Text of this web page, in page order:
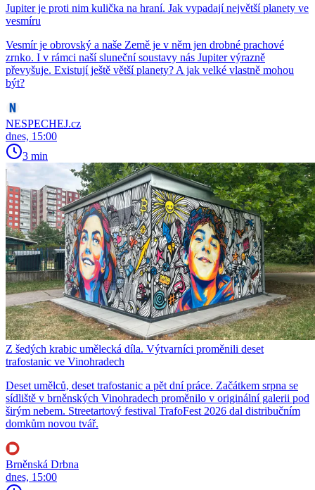
Jupiter je proti nim kulička na hraní. Jak vypadají největší planety ve
vesmíru
Vesmír je obrovský a naše Země je v něm jen drobné prachové
zrnko. I v rámci naší sluneční soustavy nás Jupiter výrazně
převyšuje. Existují ještě větší planety? A jak velké vlastně mohou
být?
NESPECHEJ.cz
dnes, 15:00
3 min
Z šedých krabic umělecká díla. Výtvarníci proměnili deset
trafostanic ve Vinohradech
Deset umělců, deset trafostanic a pět dní práce. Začátkem srpna se
sídliště v brněnských Vinohradech proměnilo v originální galerii pod
širým nebem. Streetartový festival TrafoFest 2026 dal distribučním
domkům novou tvář.
Brněnská Drbna
dnes, 15:00